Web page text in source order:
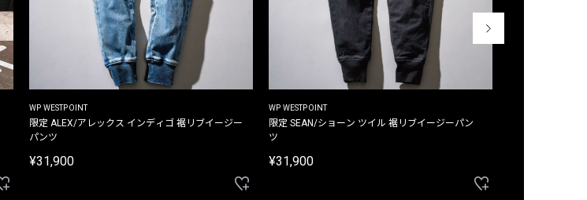
WP WESTPOINT
限定 ALEX/アレックス インディゴ 裾リブイージー
パンツ
¥31,900
WP WESTPOINT
限定 SEAN/ショーン ツイル 裾リブイージーパン
ツ
¥31,900